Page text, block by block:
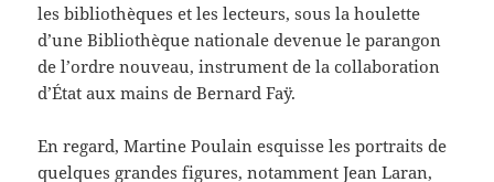
les bibliothèques et les lecteurs, sous la houlette
d’une Bibliothèque nationale devenue le parangon
de l’ordre nouveau, instrument de la collaboration
d’État aux mains de Bernard Faÿ.
En regard, Martine Poulain esquisse les portraits de
quelques grandes figures, notamment Jean Laran,